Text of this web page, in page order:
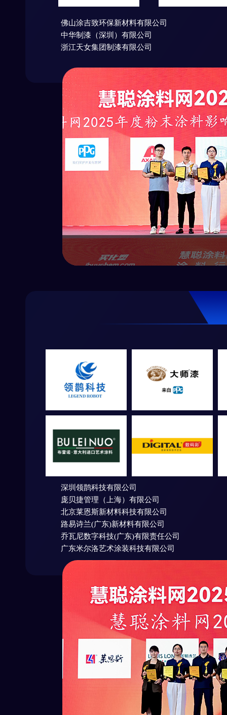
佛山涂吉致环保新材料有限公司
中华制漆（深圳）有限公司
浙江天女集团制漆有限公司
着诠释什
求精的
深圳领鹊科技有限公司
庞贝捷管理（上海）有限公司
北京莱恩斯新材料科技有限公司
路易诗兰(广东)新材料有限公司
乔瓦尼数字科技(广东)有限责任公司
广东米尔洛艺术涂装科技有限公司